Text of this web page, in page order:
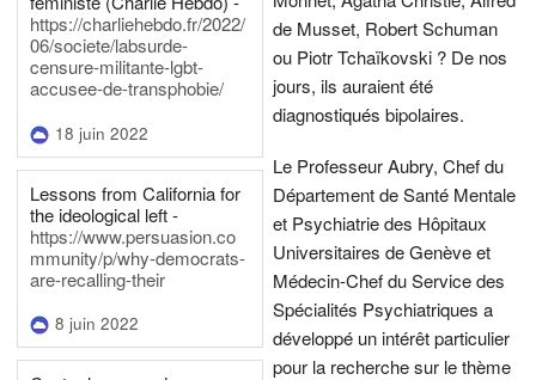
https://charliehebdo.fr/2022/
06/societe/labsurde-
censure-militante-lgbt-
accusee-de-transphobie/
18 juin 2022
Lessons from California for
the ideological left -
https://www.persuasion.co
mmunity/p/why-democrats-
are-recalling-their
8 juin 2022
de Musset, Robert Schuman
ou Piotr Tchaïkovski ? De nos
jours, ils auraient été
diagnostiqués bipolaires.
Le Professeur Aubry, Chef du
Département de Santé Mentale
et Psychiatrie des Hôpitaux
Universitaires de Genève et
Médecin-Chef du Service des
Spécialités Psychiatriques a
développé un intérêt particulier
pour la recherche sur le thème